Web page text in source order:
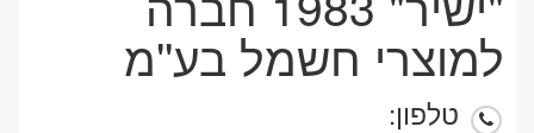
למוצרי חשמל בע''מ
טלפון: